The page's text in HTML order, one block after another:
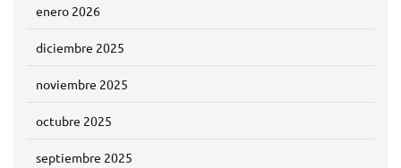
enero 2026
diciembre 2025
noviembre 2025
octubre 2025
septiembre 2025